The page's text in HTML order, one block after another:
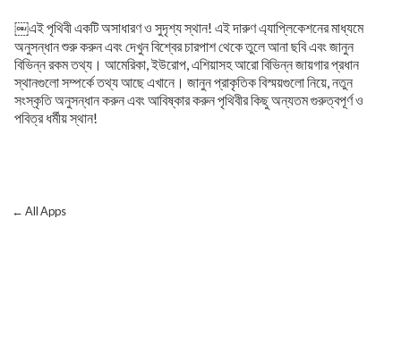
￼এই পৃথিবী একটি অসাধারণ ও সুদৃশ্য স্থান! এই দারুণ এ্যাপ্লিকেশনের মাধ্যমে
অনুসন্ধান শুরু করুন এবং দেখুন বিশ্বের চারপাশ থেকে তুলে আনা ছবি এবং জানুন
বিভিন্ন রকম তথ্য। আমেরিকা, ইউরোপ, এশিয়াসহ আরো বিভিন্ন জায়গার প্রধান
স্থানগুলো সম্পর্কে তথ্য আছে এখানে। জানুন প্রাকৃতিক বিস্ময়গুলো নিয়ে, নতুন
সংস্কৃতি অনুসন্ধান করুন এবং আবিষ্কার করুন পৃথিবীর কিছু অন্যতম গুরুত্বপূর্ণ ও
পবিত্র ধর্মীয় স্থান!
← All Apps